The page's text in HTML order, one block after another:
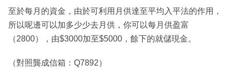
至於每月的資金，由於可利用月供達至平均入平法的作用，
所以呢邊可以加多少少去月供，你可以每月供盈富
（2800），由$3000加至$5000，餘下的就儲現金。
（對照龔成信箱：Q7892）